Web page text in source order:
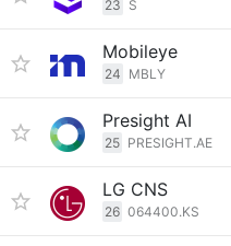
23 S
Mobileye
24 MBLY
Presight AI
25 PRESIGHT.AE
LG CNS
26 064400.KS